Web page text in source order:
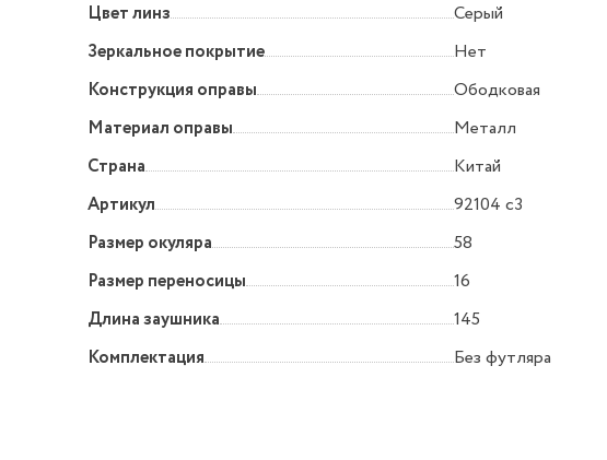
Цвет линз
Серый
Зеркальное покрытие
Нет
Конструкция оправы
Ободковая
Материал оправы
Металл
Страна
Китай
Артикул
92104 c3
Размер окуляра
58
Размер переносицы
16
Длина заушника
145
Комплектация
Без футляра